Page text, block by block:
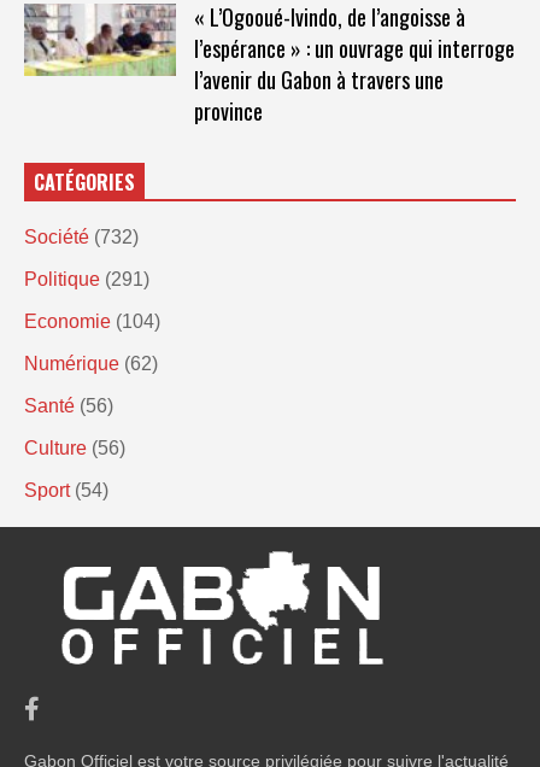
« L’Ogooué-Ivindo, de l’angoisse à
l’espérance » : un ouvrage qui interroge
l’avenir du Gabon à travers une
province
CATÉGORIES
Société (732)
Politique (291)
Economie (104)
Numérique (62)
Santé (56)
Culture (56)
Sport (54)
Gabon Officiel est votre source privilégiée pour suivre l'actualité